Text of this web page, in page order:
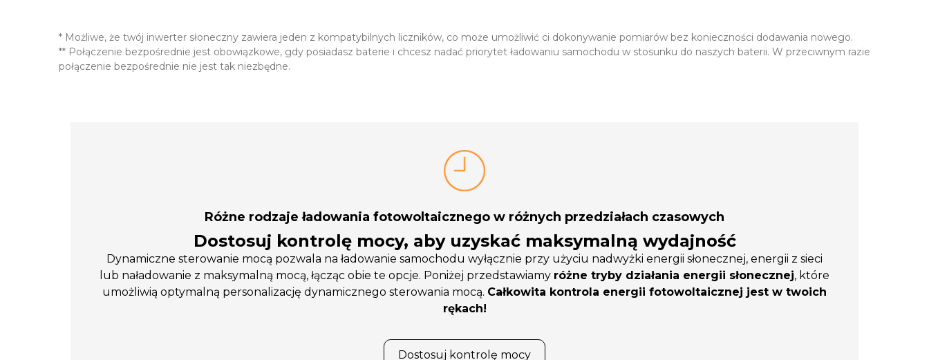
* Możliwe, że twój inwerter słoneczny zawiera jeden z kompatybilnych liczników, co może umożliwić ci dokonywanie pomiarów bez konieczności dodawania nowego.
** Połączenie bezpośrednie jest obowiązkowe, gdy posiadasz baterie i chcesz nadać priorytet ładowaniu samochodu w stosunku do naszych baterii. W przeciwnym razie
połączenie bezpośrednie nie jest tak niezbędne.
Różne rodzaje ładowania fotowoltaicznego w różnych przedziałach czasowych
Dostosuj kontrolę mocy, aby uzyskać maksymalną wydajność
Dynamiczne sterowanie mocą pozwala na ładowanie samochodu wyłącznie przy użyciu nadwyżki energii słonecznej, energii z sieci
lub naładowanie z maksymalną mocą, łącząc obie te opcje. Poniżej przedstawiamy różne tryby działania energii słonecznej, które
umożliwią optymalną personalizację dynamicznego sterowania mocą. Całkowita kontrola energii fotowoltaicznej jest w twoich
rękach!
Dostosuj kontrolę mocy